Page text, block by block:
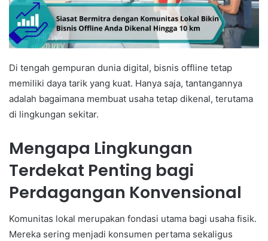
Di tengah gempuran dunia digital, bisnis offline tetap
memiliki daya tarik yang kuat. Hanya saja, tantangannya
adalah bagaimana membuat usaha tetap dikenal, terutama
di lingkungan sekitar.
Mengapa Lingkungan
Terdekat Penting bagi
Perdagangan Konvensional
Komunitas lokal merupakan fondasi utama bagi usaha fisik.
Mereka sering menjadi konsumen pertama sekaligus